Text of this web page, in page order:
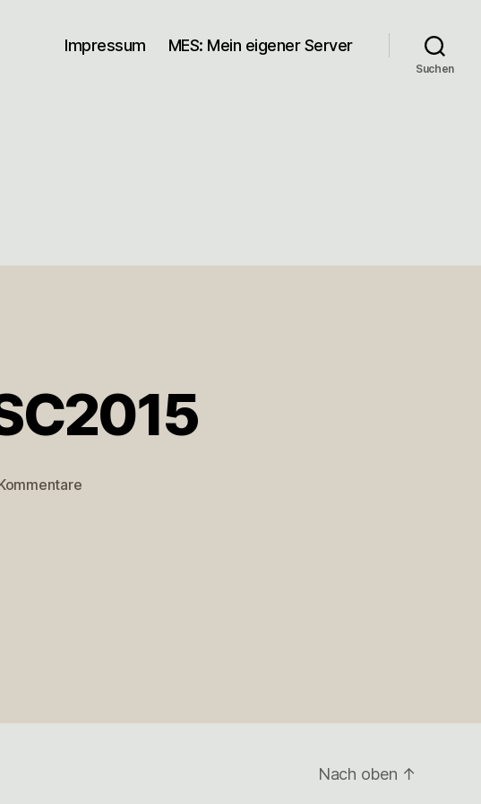
Impressum MES: Mein eigener Server
Suchen
zu
Nach oben ↑